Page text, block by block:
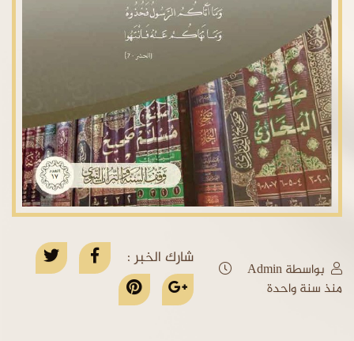
بواسطة Admin
منذ سنة واحدة
شارك الخبر :